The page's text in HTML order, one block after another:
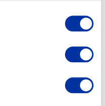
et durable